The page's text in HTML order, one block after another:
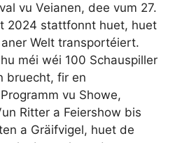
vu Veianen, dee vum 27.
2024 stattfonnt huet, huet
Welt transportéiert.
méi wéi 100 Schauspiller
bruecht, fir en
vu Showe,
Ritter a Feiershow bis
a Gräifvigel, huet de